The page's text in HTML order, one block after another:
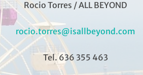
Rocio Torres / ALL BEYOND
rocio.torres@isallbeyond.com
Tel. 636 355 463